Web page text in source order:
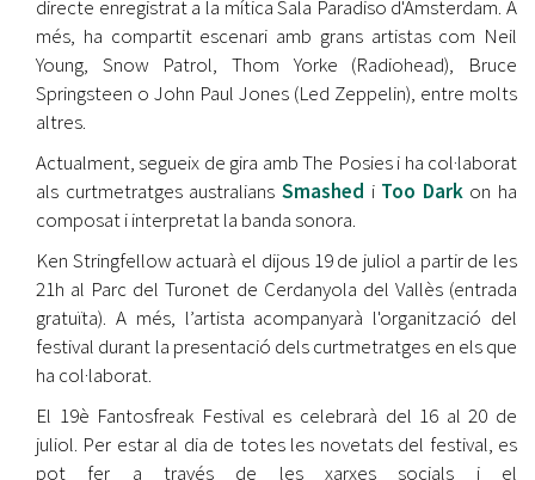
directe enregistrat a la mítica Sala Paradiso d'Amsterdam. A
més, ha compartit escenari amb grans artistas com Neil
Young, Snow Patrol, Thom Yorke (Radiohead), Bruce
Springsteen o John Paul Jones (Led Zeppelin), entre molts
altres.
Actualment, segueix de gira amb The Posies i ha col·laborat
als curtmetratges australians Smashed i Too Darkon ha
composat i interpretat la banda sonora.
Ken Stringfellow actuarà el dijous 19 de juliol a partir de les
21h al Parc del Turonet de Cerdanyola del Vallès (entrada
gratuïta). A més, l’artista acompanyarà l'organització del
festival durant la presentació dels curtmetratges en els que
ha col·laborat.
El 19è Fantosfreak Festival es celebrarà del 16 al 20 de
juliol. Per estar al dia de totes les novetats del festival, es
pot fer a través de les xarxes socials i el